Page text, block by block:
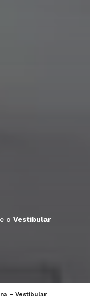
o Vestibular
– Vestibular